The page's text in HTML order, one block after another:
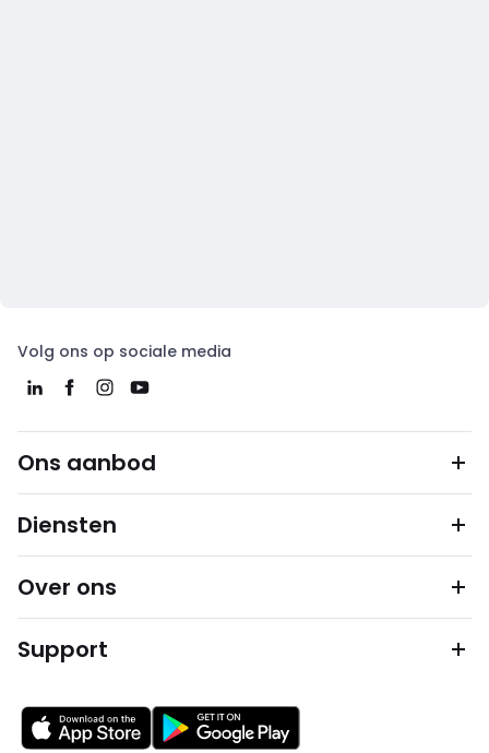
Volg ons op sociale media
Ons aanbod
Diensten
Over ons
Support